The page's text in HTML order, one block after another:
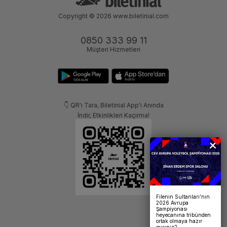
0850 333 99 11
Müşteri Hizmetleri
👇 QR'ı Tara, Biletinial App'i Anında
İndir, Etkinlikleri Kaçırma!
Copyright © 2026 www.biletinial.com
Filenin Sultanları’nın
2026 Avrupa
Şampiyonası
heyecanına tribünden
ortak olmaya hazır